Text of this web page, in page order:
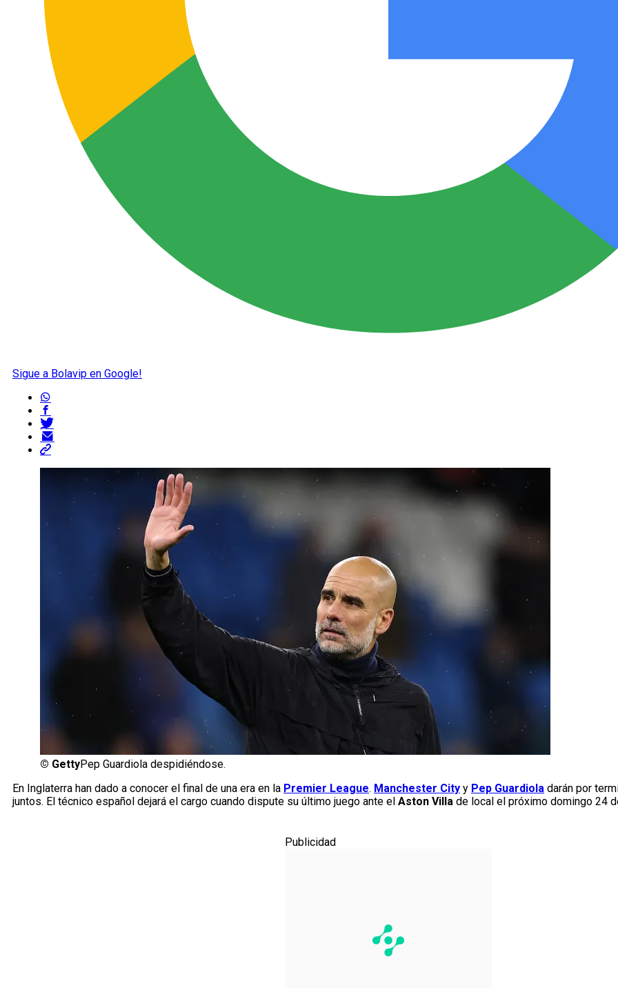
Sigue a Bolavip en Google!
© GettyPep Guardiola despidiéndose.
En Inglaterra han dado a conocer el final de una era en la Premier League. Manchester City y Pep Guardiola darán por
juntos. El técnico español dejará el cargo cuando dispute su último juego ante el Aston Villa de local el próximo domingo 24
Publicidad